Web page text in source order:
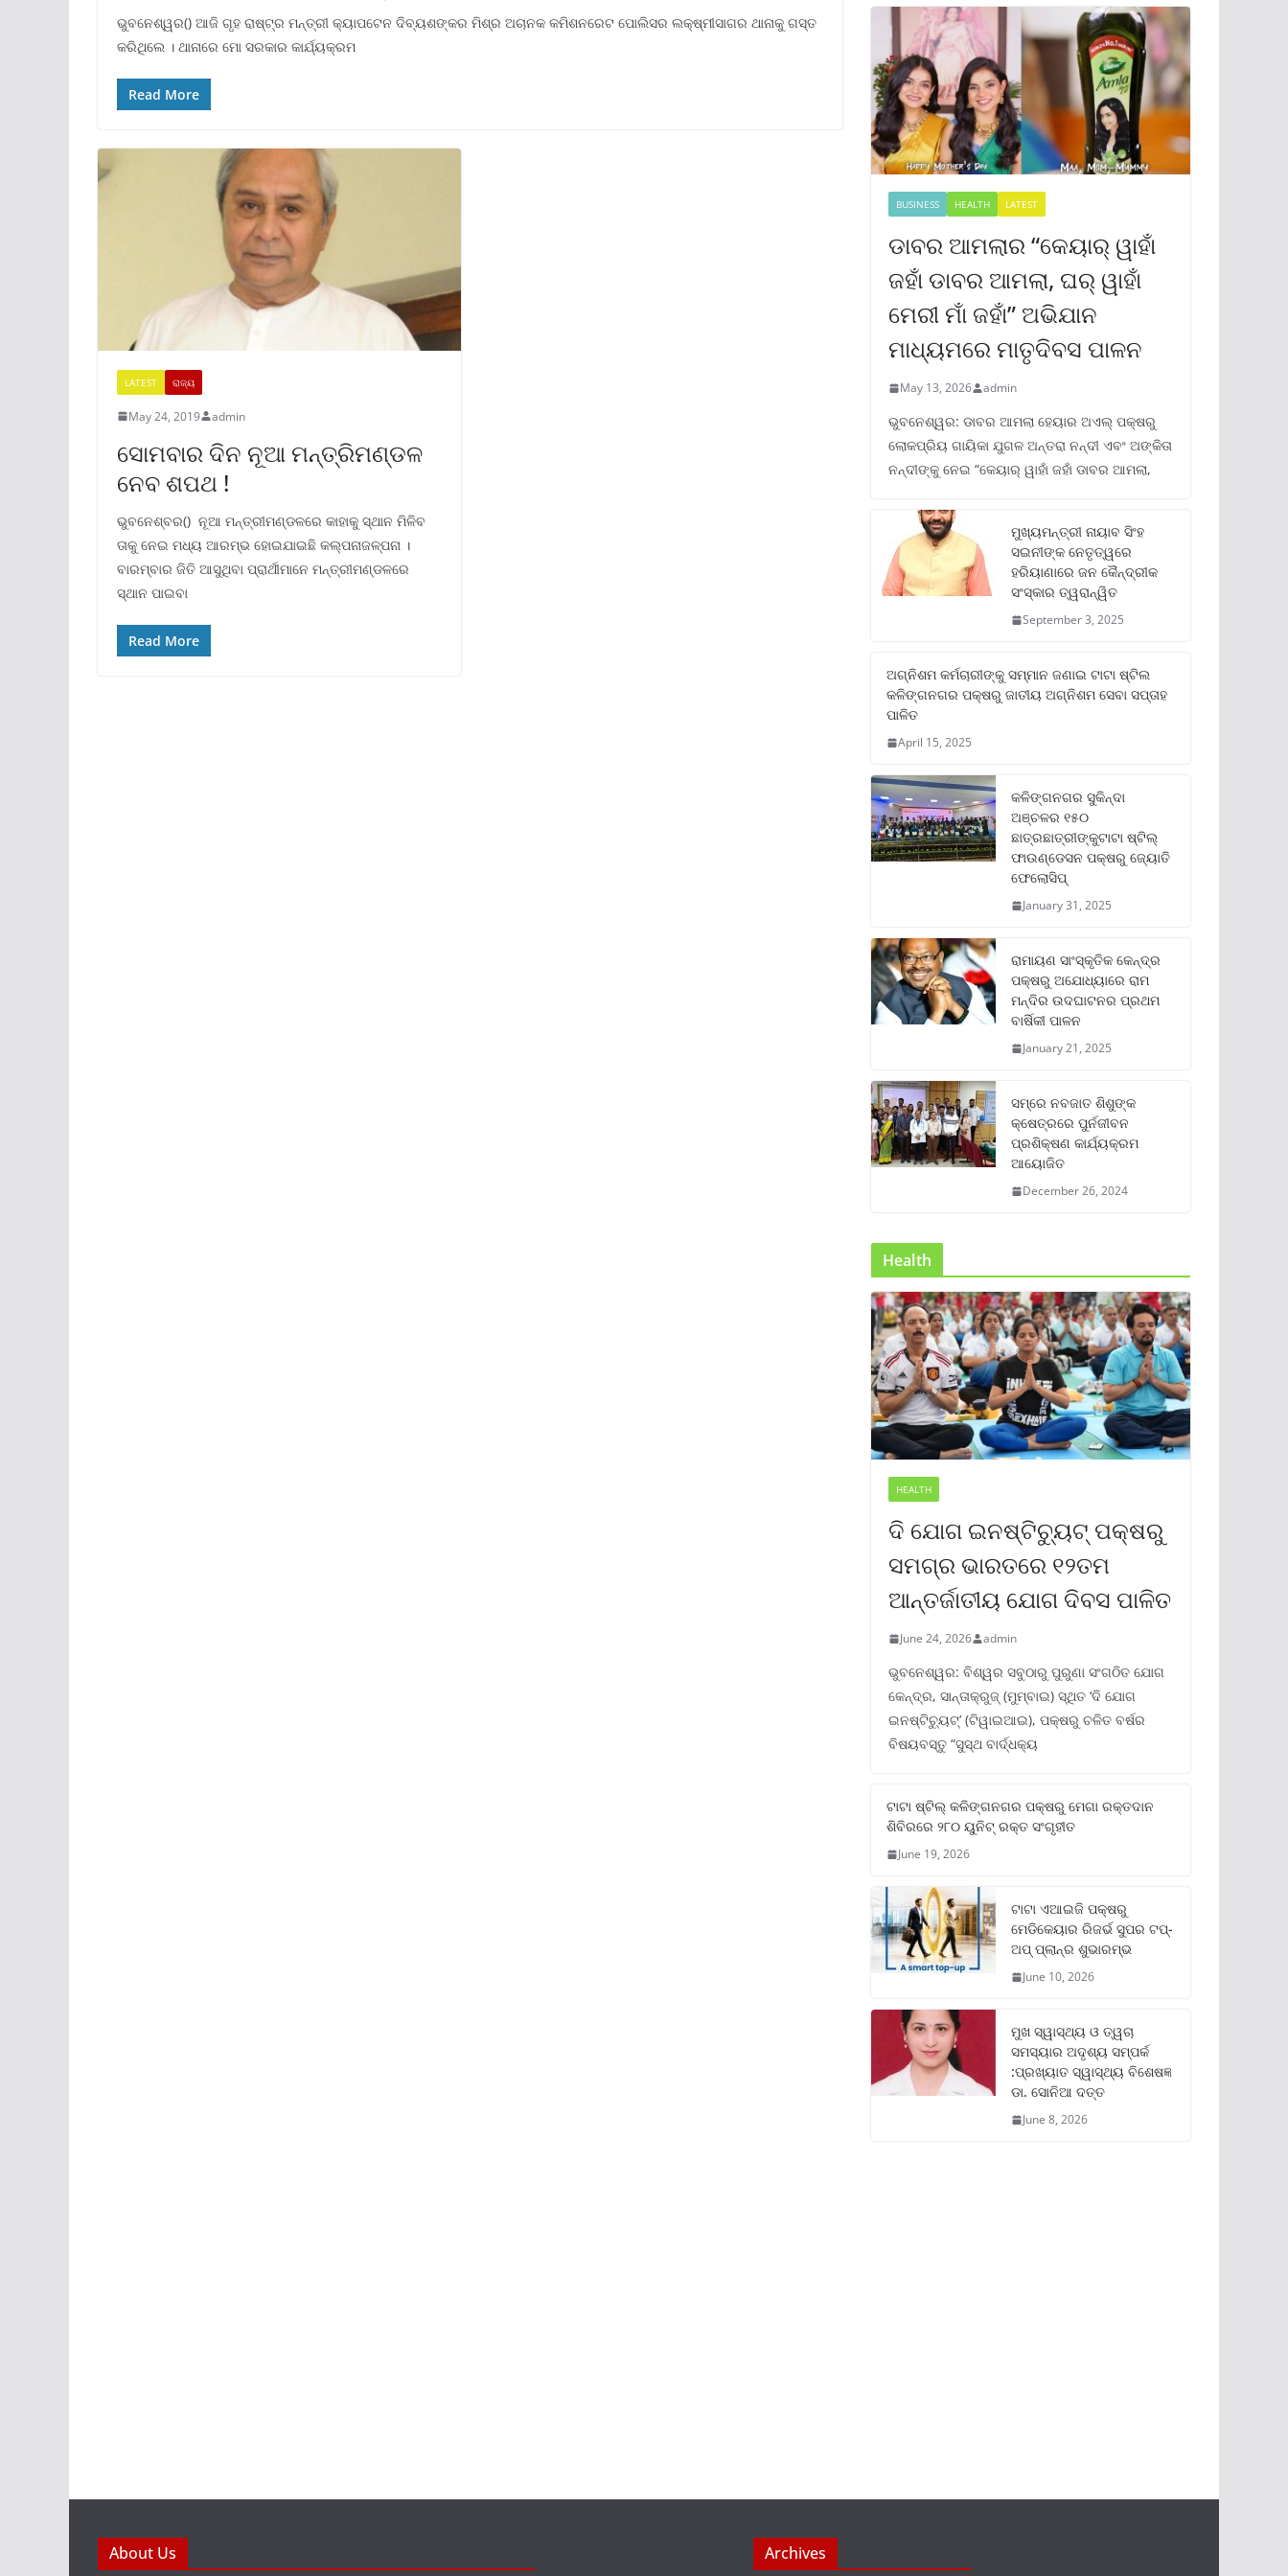
ଭୁବନେଶ୍ୱର() ଆଜି ଗୃହ ରାଷ୍ଟ୍ର ମନ୍ତ୍ରୀ କ୍ୟାପଟେନ ଦିବ୍ୟଶଙ୍କର ମିଶ୍ର ଅଚାନକ କମିଶନରେଟ ପୋଲିସର ଲକ୍ଷ୍ମୀସାଗର ଥାନାକୁ ଗସ୍ତ
କରିଥିଲେ । ଥାନାରେ ମୋ ସରକାର କାର୍ଯ୍ୟକ୍ରମ
Read More
LATEST ରାଜ୍ୟ
May 24, 2019 admin
ସୋମବାର ଦିନ ନୂଆ ମନ୍ତ୍ରିମଣ୍ଡଳ
ନେବ ଶପଥ !
ଭୁବନେଶ୍ବର() ନୂଆ ମନ୍ତ୍ରୀମଣ୍ଡଳରେ କାହାକୁ ସ୍ଥାନ ମିଳିବ
ତାକୁ ନେଇ ମଧ୍ୟ ଆରମ୍ଭ ହୋଇଯାଇଛି କଲ୍ପନାଜଳ୍ପନା ।
ବାରମ୍ବାର ଜିତି ଆସୁଥିବା ପ୍ରାର୍ଥୀମାନେ ମନ୍ତ୍ରୀମଣ୍ଡଳରେ
ସ୍ଥାନ ପାଇବା
Read More
BUSINESS HEALTH LATEST
ଡାବର ଆମଲାର “କେୟାର୍ ୱାହାଁ
ଜହାଁ ଡାବର ଆମଲା, ଘର୍ ୱାହାଁ
ମେରୀ ମାଁ ଜହାଁ” ଅଭିଯାନ
ମାଧ୍ୟମରେ ମାତୃଦିବସ ପାଳନ
May 13, 2026 admin
ଭୁବନେଶ୍ୱର: ଡାବର ଆମଲା ହେୟାର ଅଏଲ୍ ପକ୍ଷରୁ
ଲୋକପ୍ରିୟ ଗାୟିକା ଯୁଗଳ ଅନ୍ତରା ନନ୍ଦୀ ଏବଂ ଅଙ୍କିତା
ନନ୍ଦୀଙ୍କୁ ନେଇ “କେୟାର୍ ୱାହାଁ ଜହାଁ ଡାବର ଆମଲା,
ମୁଖ୍ୟମନ୍ତ୍ରୀ ନାୟାବ ସିଂହ
ସଇନୀଙ୍କ ନେତୃତ୍ୱରେ
ହରିୟାଣାରେ ଜନ କୈନ୍ଦ୍ରୀକ
ସଂସ୍କାର ତ୍ୱରାନ୍ୱିତ
September 3, 2025
ଅଗ୍ନିଶମ କର୍ମଚାରୀଙ୍କୁ ସମ୍ମାନ ଜଣାଇ ଟାଟା ଷ୍ଟିଲ
କଳିଙ୍ଗନଗର ପକ୍ଷରୁ ଜାତୀୟ ଅଗ୍ନିଶମ ସେବା ସପ୍ତାହ
ପାଳିତ
April 15, 2025
କଳିଙ୍ଗନଗର ସୁକିନ୍ଦା
ଅଞ୍ଚଳର ୧୫୦
ଛାତ୍ରଛାତ୍ରୀଙ୍କୁଟାଟା ଷ୍ଟିଲ୍
ଫାଉଣ୍ଡେସନ ପକ୍ଷରୁ ଜ୍ୟୋତି
ଫେଲୋସିପ୍‌
January 31, 2025
ରାମାୟଣ ସାଂସ୍କୃତିକ କେନ୍ଦ୍ର
ପକ୍ଷରୁ ଅଯୋଧ୍ୟାରେ ରାମ
ମନ୍ଦିର ଉଦଘାଟନର ପ୍ରଥମ
ବାର୍ଷିକୀ ପାଳନ
January 21, 2025
ସମ୍‌ରେ ନବଜାତ ଶିଶୁଙ୍କ
କ୍ଷେତ୍ରରେ ପୁର୍ନଜୀବନ
ପ୍ରଶିକ୍ଷଣ କାର୍ଯ୍ୟକ୍ରମ
ଆୟୋଜିତ
December 26, 2024
Health
HEALTH
ଦି ଯୋଗ ଇନଷ୍ଟିଚ୍ୟୁଟ୍ ପକ୍ଷରୁ
ସମଗ୍ର ଭାରତରେ ୧୨ତମ
ଆନ୍ତର୍ଜାତୀୟ ଯୋଗ ଦିବସ ପାଳିତ
June 24, 2026 admin
ଭୁବନେଶ୍ୱର: ବିଶ୍ୱର ସବୁଠାରୁ ପୁରୁଣା ସଂଗଠିତ ଯୋଗ
କେନ୍ଦ୍ର, ସାନ୍ତାକ୍ରୁଜ୍ (ମୁମ୍ବାଇ) ସ୍ଥିତ ‘ଦି ଯୋଗ
ଇନଷ୍ଟିଚ୍ୟୁଟ୍‌’ (ଟିୱାଇଆଇ), ପକ୍ଷରୁ ଚଳିତ ବର୍ଷର
ବିଷୟବସ୍ତୁ “ସୁସ୍ଥ ବାର୍ଦ୍ଧକ୍ୟ
ଟାଟା ଷ୍ଟିଲ୍‌ କଳିଙ୍ଗନଗର ପକ୍ଷରୁ ମେଗା ରକ୍ତଦାନ
ଶିବିରରେ ୨୮୦ ୟୁନିଟ୍‌ ରକ୍ତ ସଂଗୃହୀତ
June 19, 2026
ଟାଟା ଏଆଇଜି ପକ୍ଷରୁ
ମେଡିକେୟାର ରିଜର୍ଭ ସୁପର ଟପ୍‌-
ଅପ୍ ପ୍ଲାନ୍‌ର ଶୁଭାରମ୍ଭ
June 10, 2026
ମୁଖ ସ୍ୱାସ୍ଥ୍ୟ ଓ ତ୍ୱଚା
ସମସ୍ୟାର ଅଦୃଶ୍ୟ ସମ୍ପର୍କ
:ପ୍ରଖ୍ୟାତ ସ୍ୱାସ୍ଥ୍ୟ ବିଶେଷଜ୍ଞ
ଡା. ସୋନିଆ ଦତ୍ତ
June 8, 2026
About Us Archives